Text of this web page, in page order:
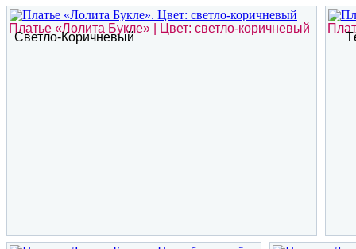
Платье «Лолита Букле» | Цвет: светло-коричневый
Светло-Коричневый